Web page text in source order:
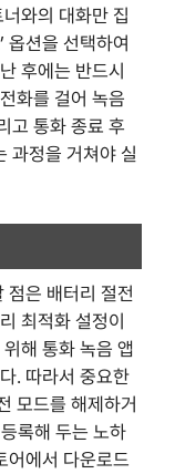
와의 대화만 집
옵션을 선택하여
후에는 반드시
화를 걸어 녹음
고 통화 종료 후
과정을 거쳐야 실
점은 배터리 절전
최적화 설정이
해 통화 녹음 앱
. 따라서 중요한
모드를 해제하거
록해 두는 노하
어에서 다운로드